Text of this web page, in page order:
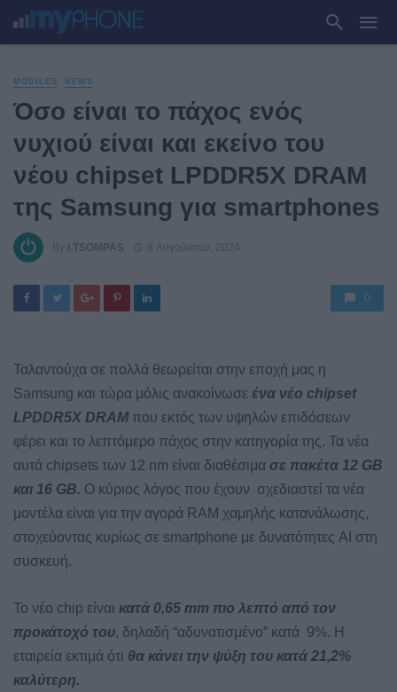
MOBILES NEWS
Όσο είναι το πάχος ενός
νυχιού είναι και εκείνο του
νέου chipset LPDDR5X DRAM
της Samsung για smartphones
By I.TSOMPAS 8 Αυγούστου, 2024
0
Ταλαντούχα σε πολλά θεωρείται στην εποχή μας η
Samsung και τώρα μόλις ανακοίνωσε ένα νέο chipset
LPDDR5X DRAM που εκτός των υψηλών επιδόσεων
φέρει και το λεπτόμερο πάχος στην κατηγορία της. Τα νέα
αυτά chipsets των 12 nm είναι διαθέσιμα σε πακέτα 12 GB
και 16 GB. Ο κύριος λόγος που έχουν σχεδιαστεί τα νέα
μοντέλα είναι για την αγορά RAM χαμηλής κατανάλωσης,
στοχεύοντας κυρίως σε smartphone με δυνατότητες AI στη
συσκευή.
Το νέο chip είναι κατά 0,65 mm πιο λεπτό από τον
προκάτοχό του, δηλαδή “αδυνατισμένο” κατά 9%. Η
εταιρεία εκτιμά ότι θα κάνει την ψύξη του κατά 21,2%
καλύτερη.